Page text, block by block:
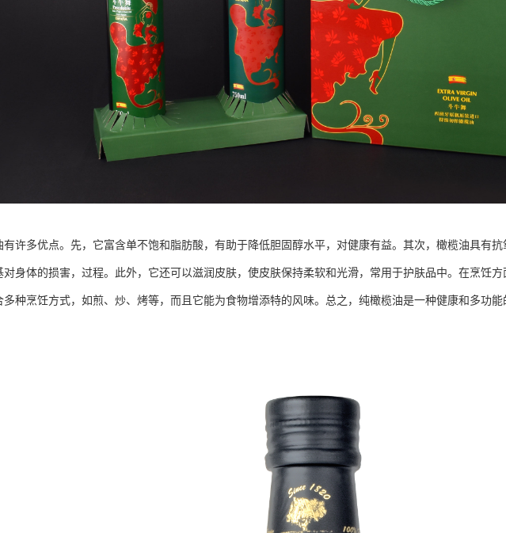
有许多优点。先，它富含单不饱和脂肪酸，有助于降低胆固醇水平，对健康有益。其次，橄榄油具有
对身体的损害，过程。此外，它还可以滋润皮肤，使皮肤保持柔软和光滑，常用于护肤品中。在烹饪
多种烹饪方式，如煎、炒、烤等，而且它能为食物增添特的风味。总之，纯橄榄油是一种健康和多功能